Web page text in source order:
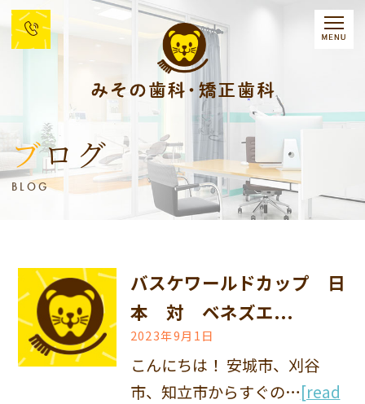
ブログ
BLOG
バスケワールドカップ 日
本 対 ベネズエ...
2023年9月1日
こんにちは！ 安城市、刈谷
市、知立市からすぐの…[read